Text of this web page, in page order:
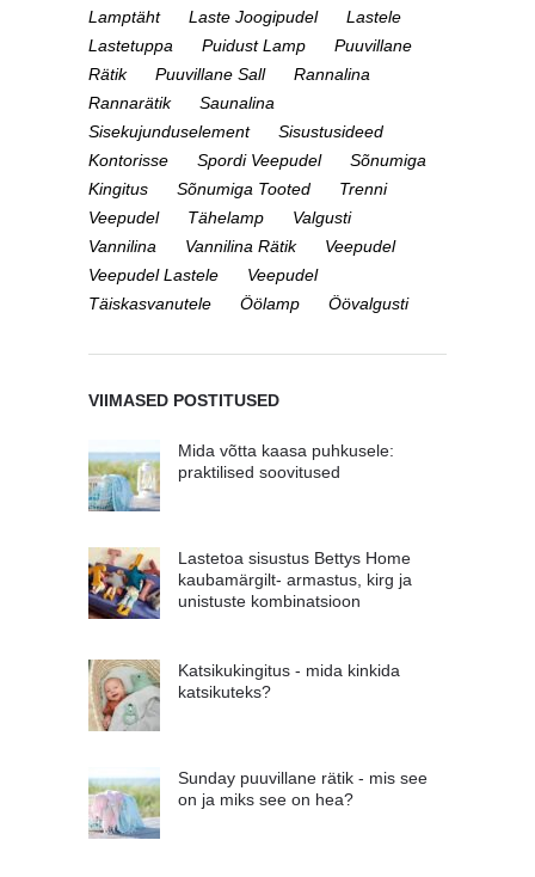
Lamptäht
Laste Joogipudel
Lastele
Lastetuppa
Puidust Lamp
Puuvillane
Rätik
Puuvillane Sall
Rannalina
Rannarätik
Saunalina
Sisekujunduselement
Sisustusideed
Kontorisse
Spordi Veepudel
Sõnumiga
Kingitus
Sõnumiga Tooted
Trenni
Veepudel
Tähelamp
Valgusti
Vannilina
Vannilina Rätik
Veepudel
Veepudel Lastele
Veepudel
Täiskasvanutele
Öölamp Öövalgusti
VIIMASED POSTITUSED
Mida võtta kaasa puhkusele:
praktilised soovitused
Lastetoa sisustus Bettys Home
kaubamärgilt- armastus, kirg ja
unistuste kombinatsioon
Katsikukingitus - mida kinkida
katsikuteks?
Sunday puuvillane rätik - mis see
on ja miks see on hea?